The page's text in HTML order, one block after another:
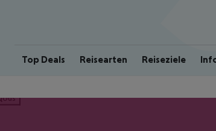
Top Deals Reisearten Reiseziele